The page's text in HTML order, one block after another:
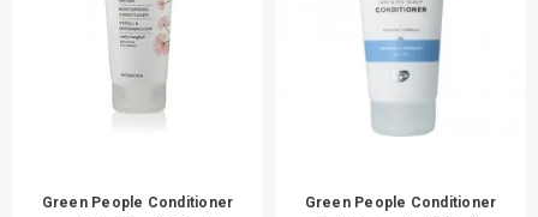
Green People Conditioner
Green People Conditioner